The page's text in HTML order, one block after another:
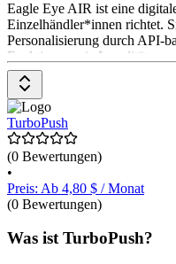
Eagle Eye AIR ist eine
Einzelhändler*innen richtet.
Personalisierung durch API-
Funktionen wie
Geschenkkarten. Die
Angebote, die auf die
zugeschnitten sind.
TurboPush
(0 Bewertungen)
•
Preis: Ab 4,80 $ / Monat
(0 Bewertungen)
Was ist TurboPush?